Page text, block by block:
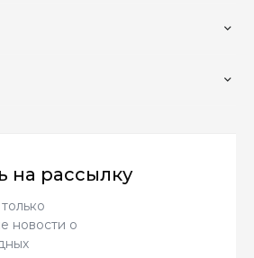
на рассылку
новости о